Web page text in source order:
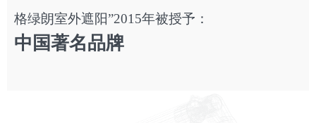
格绿朗室外遮阳”2015年被授予：
中国著名品牌